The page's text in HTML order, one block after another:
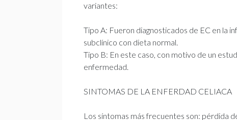
variantes:
Tipo A: Fueron diagnosticados de EC en la
subclínico con dieta normal.
Tipo B: En este caso, con motivo de un
enfermedad.
SINTOMAS DE LA ENFERDAD CELIACA
Los síntomas más frecuentes son: pérdida